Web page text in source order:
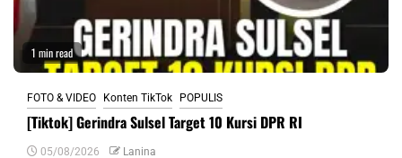
1 min read
FOTO & VIDEO Konten TikTok POPULIS
[Tiktok] Gerindra Sulsel Target 10 Kursi DPR RI
05/08/2026 Lanina